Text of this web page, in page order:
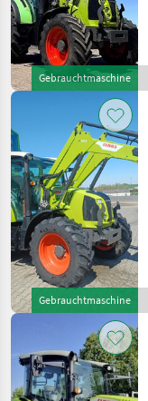
Gebrauchtmaschine
Gebrauchtmaschine